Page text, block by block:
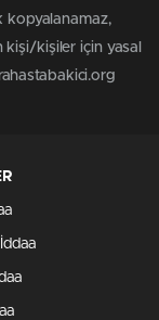
kopyalanamaz,
kişi/kişiler için yasal